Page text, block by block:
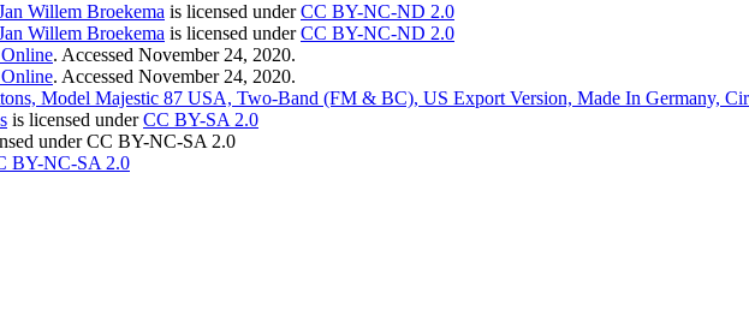
Willem Broekema is licensed underCC BY-NC-ND 2.0
Willem Broekema is licensed underCC BY-NC-ND 2.0
. Accessed November 24, 2020.
. Accessed November 24, 2020.
Model Majestic 87 USA, Two-Band (FM & BC), US Export Version, Made In Germany,
is licensed underCC BY-SA 2.0
under CC BY-NC-SA 2.0
BY-NC-SA 2.0